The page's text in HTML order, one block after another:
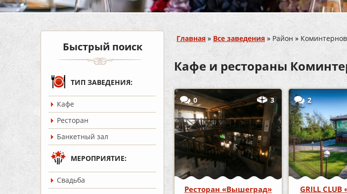
Быстрый поиск
ТИП ЗАВЕДЕНИЯ:
Кафе
Ресторан
Банкетный зал
МЕРОПРИЯТИЕ:
Cвадьба
Вы здесь
Главная » Все заведения » Район »
Кафе и рестораны
0 3
Ресторан «Вышеград»
2
GRILL CLUB